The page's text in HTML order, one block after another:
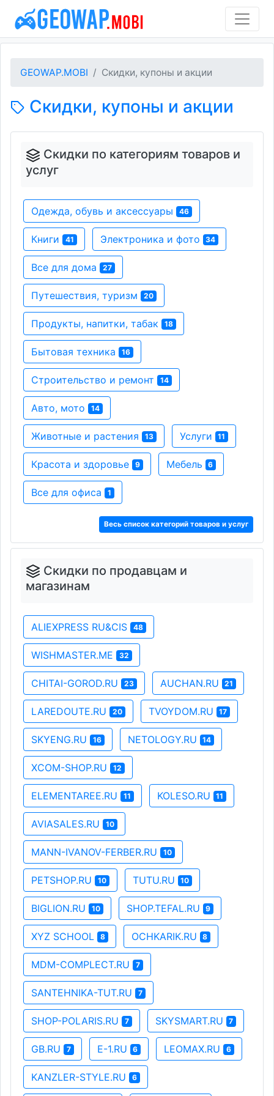
GEOWAP.MOBI Скидки, купоны и акции
Скидки, купоны и акции
Скидки по категориям товаров и
услуг
Одежда, обувь и аксессуары 46
Книги 41 Электроника и фото 34
Все для дома 27
Путешествия, туризм 20
Продукты, напитки, табак 18
Бытовая техника 16
Строительство и ремонт 14
Авто, мото 14
Животные и растения 13 Услуги 11
Красота и здоровье 9 Мебель 6
Все для офиса 1
Весь список категорий товаров и услуг
Скидки по продавцам и
магазинам
ALIEXPRESS RU&CIS 48
WISHMASTER.ME 32
CHITAI-GOROD.RU 23 AUCHAN.RU 21
LAREDOUTE.RU 20 TVOYDOM.RU 17
SKYENG.RU 16 NETOLOGY.RU 14
XCOM-SHOP.RU 12
ELEMENTAREE.RU 11 KOLESO.RU 11
AVIASALES.RU 10
MANN-IVANOV-FERBER.RU 10
PETSHOP.RU 10 TUTU.RU 10
BIGLION.RU 10 SHOP.TEFAL.RU 9
XYZ SCHOOL 8 OCHKARIK.RU 8
MDM-COMPLECT.RU 7
SANTEHNIKA-TUT.RU 7
SHOP-POLARIS.RU 7 SKYSMART.RU 7
GB.RU 7 E-1.RU 6 LEOMAX.RU 6
KANZLER-STYLE.RU 6